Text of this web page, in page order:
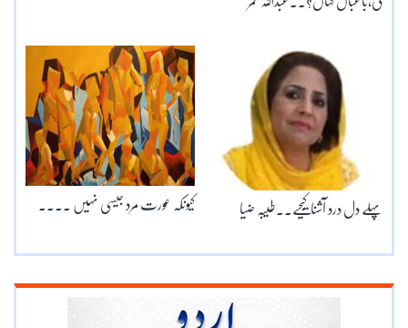
کیونکہ عورت مرد جیسی نہیں ۔۔۔۔ پہلے دل درد آشنا کیجیے۔۔طیبہ ضیا